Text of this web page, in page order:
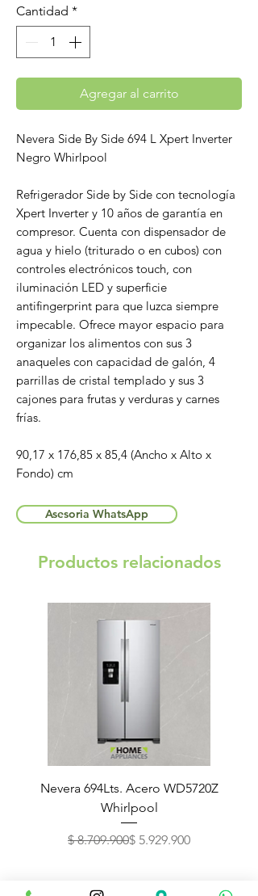
Cantidad *
Agregar al carrito
Nevera Side By Side 694 L Xpert Inverter
Negro Whirlpool
Refrigerador Side by Side con tecnología
Xpert Inverter y 10 años de garantía en
compresor. Cuenta con dispensador de
agua y hielo (triturado o en cubos) con
controles electrónicos touch, con
iluminación LED y superficie
antifingerprint para que luzca siempre
impecable. Ofrece mayor espacio para
organizar los alimentos con sus 3
anaqueles con capacidad de galón, 4
parrillas de cristal templado y sus 3
cajones para frutas y verduras y carnes
frías.
90,17 x 176,85 x 85,4 (Ancho x Alto x
Fondo) cm
Asesoria WhatsApp
Productos relacionados
Nevera 694Lts. Acero WD5720Z
Whirlpool
Precio
$ 8.709.900Precio de oferta
$ 5.929.900